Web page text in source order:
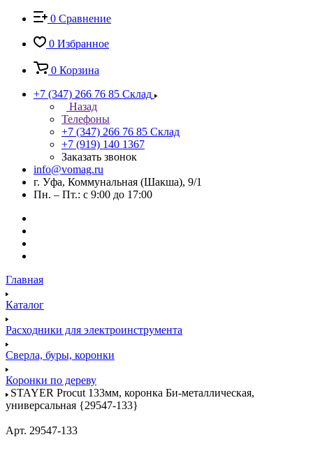
0 Сравнение
0 Избранное
0 Корзина
+7 (347) 266 76 85 Склад
Назад
Телефоны
+7 (347) 266 76 85 Склад
+7 (919) 140 1367
Заказать звонок
info@vomag.ru
г. Уфа, Коммунальная (Шакша), 9/1
Пн. – Пт.: с 9:00 до 17:00
Главная
Каталог
Расходники для электроинструмента
Сверла, буры, коронки
Коронки по дереву
STAYER Procut 133мм, коронка Би-металлическая,
универсальная {29547-133}
Арт. 29547-133